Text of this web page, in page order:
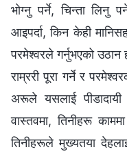
भोग्नु पर्ने, चिन्ता लिनु
आइपर्दा, किन केही
परमेश्‍वरले गर्नुभएको
राम्ररी पूरा गर्ने र
अरूले यसलाई पीडादायी
वास्तवमा, तिनीहरू
तिनीहरूले मुख्यतया